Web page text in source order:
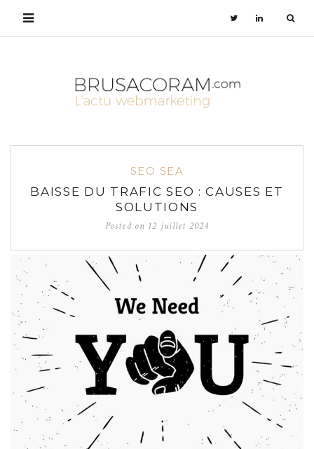
SEO SEA
BAISSE DU TRAFIC SEO : CAUSES ET
SOLUTIONS
Posted on 12 juillet 2024